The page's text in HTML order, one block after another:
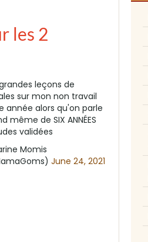
les 2
leçons de
sur mon non travail
année alors qu'on parle
même de SIX ANNÉES
validées
Momis
June 24, 2021